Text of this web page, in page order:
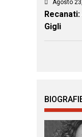
Agosto
Gigli